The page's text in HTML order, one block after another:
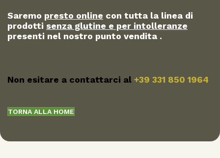
Saremo presto online con tutta la linea di
prodotti senza glutine e per intolleranze
presenti nel nostro punto vendita .
Non esitare a contattarci al +39 331 850 1964
TORNA ALLA HOME